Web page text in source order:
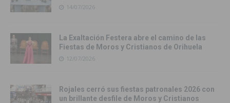
14/07/2026
La Exaltación Festera abre el camino de las
Fiestas de Moros y Cristianos de Orihuela
12/07/2026
Rojales cerró sus fiestas patronales 2026 con
un brillante desfile de Moros y Cristianos